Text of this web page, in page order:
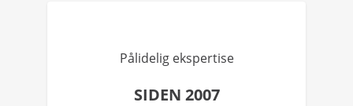
Pålidelig ekspertise
SIDEN 2007